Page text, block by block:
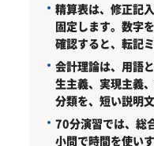
精算表は、修正記
固定します。 数字
確認すると、転記
会計理論は、用語
生主義、実現主義
分類を、短い説明
70分演習では、総
小問で時間を使い